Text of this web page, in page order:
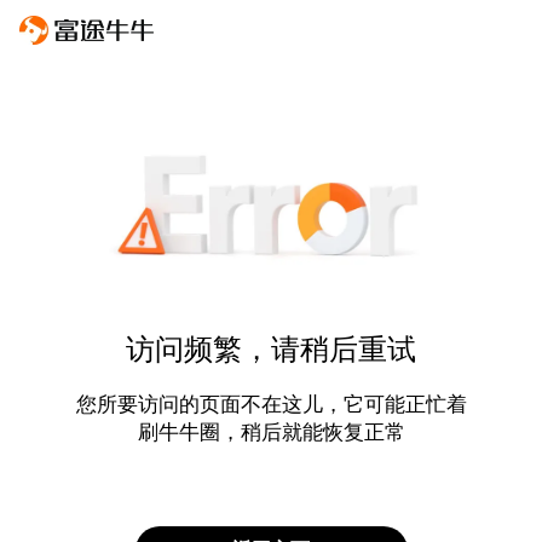
访问频繁，请稍后重试
您所要访问的页面不在这儿，它可能正忙着
刷牛牛圈，稍后就能恢复正常